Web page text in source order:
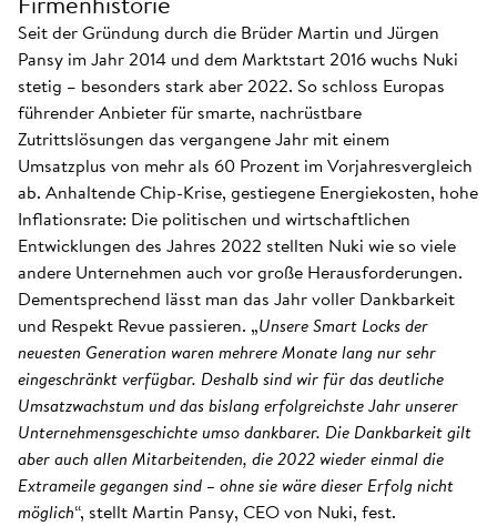
Seit der Gründung durch die Brüder Martin und Jürgen
Pansy im Jahr 2014 und dem Marktstart 2016 wuchs Nuki
stetig – besonders stark aber 2022. So schloss Europas
führender Anbieter für smarte, nachrüstbare
Zutrittslösungen das vergangene Jahr mit einem
Umsatzplus von mehr als 60 Prozent im Vorjahresvergleich
ab. Anhaltende Chip-Krise, gestiegene Energiekosten, hohe
Inflationsrate: Die politischen und wirtschaftlichen
Entwicklungen des Jahres 2022 stellten Nuki wie so viele
andere Unternehmen auch vor große Herausforderungen.
Dementsprechend lässt man das Jahr voller Dankbarkeit
und Respekt Revue passieren. „Unsere Smart Locks der
neuesten Generation waren mehrere Monate lang nur sehr
eingeschränkt verfügbar. Deshalb sind wir für das deutliche
Umsatzwachstum und das bislang erfolgreichste Jahr unserer
Unternehmensgeschichte umso dankbarer. Die Dankbarkeit gilt
aber auch allen Mitarbeitenden, die 2022 wieder einmal die
Extrameile gegangen sind – ohne sie wäre dieser Erfolg nicht
möglich“, stellt Martin Pansy, CEO von Nuki, fest.